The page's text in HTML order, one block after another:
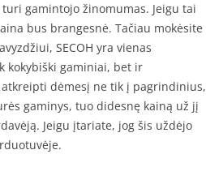
gamintojo žinomumas. Jeigu tai
bus brangesnė. Tačiau mokėsite
SECOH yra vienas
kokybiški gaminiai, bet ir
dėmesį ne tik į pagrindinius,
gaminys, tuo didesnę kainą už jį
Jeigu įtariate, jog šis uždėjo